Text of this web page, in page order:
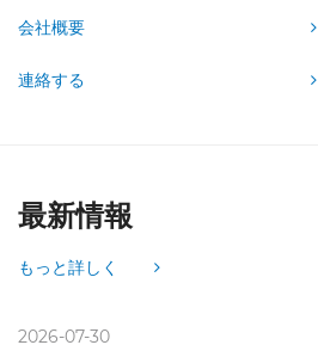
会社概要
連絡する
最新情報
もっと詳しく
2026-07-30